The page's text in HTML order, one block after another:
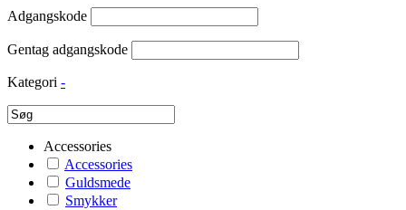
Adgangskode
Gentag adgangskode
Kategori -
Accessories
Accessories
Guldsmede
Smykker